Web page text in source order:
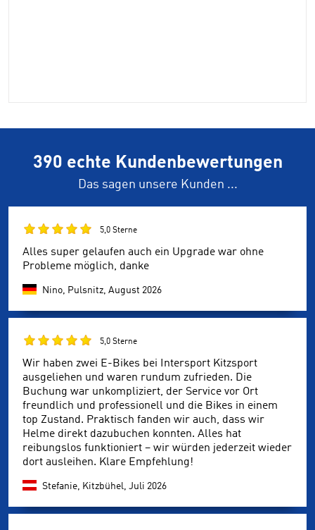
390 echte Kundenbewertungen
Das sagen unsere Kunden ...
5,0 Sterne
Alles super gelaufen auch ein Upgrade war ohne
Probleme möglich, danke
Nino, Pulsnitz, August 2026
5,0 Sterne
Wir haben zwei E-Bikes bei Intersport Kitzsport
ausgeliehen und waren rundum zufrieden. Die
Buchung war unkompliziert, der Service vor Ort
freundlich und professionell und die Bikes in einem
top Zustand. Praktisch fanden wir auch, dass wir
Helme direkt dazubuchen konnten. Alles hat
reibungslos funktioniert – wir würden jederzeit wieder
dort ausleihen. Klare Empfehlung!
Stefanie, Kitzbühel, Juli 2026